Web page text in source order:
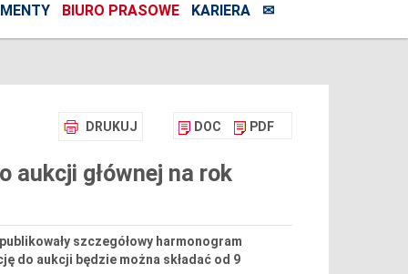
BIURO PRASOWE KARIERA ✉
DRUKUJ DOC PDF
aukcji głównej na rok
szczegółowy harmonogram
do aukcji będzie można składać od 9